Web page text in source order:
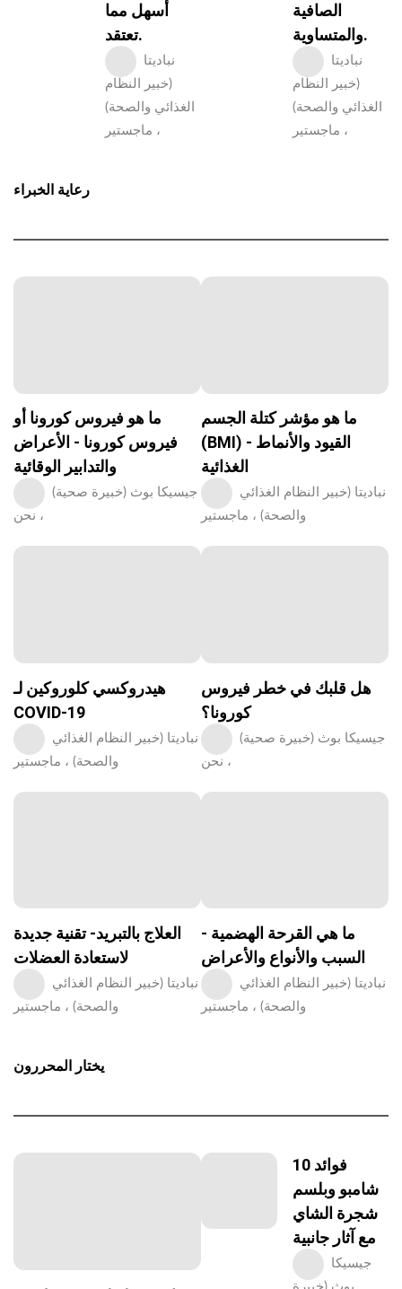
أسهل مما
تعتقد.
نباديتا
(خبير النظام
الغذائي والصحة)
، ماجستير
الصافية
والمتساوية.
نباديتا
(خبير النظام
الغذائي والصحة)
، ماجستير
رعاية الخبراء
ما هو فيروس كورونا أو
فيروس كورونا - الأعراض
والتدابير الوقائية
جيسيكا بوث (خبيرة صحية)
، نحن
ما هو مؤشر كتلة الجسم
(BMI) - القيود والأنماط
الغذائية
نباديتا (خبير النظام الغذائي
والصحة) ، ماجستير
هيدروكسي كلوروكين لـ
COVID-19
نباديتا (خبير النظام الغذائي
والصحة) ، ماجستير
هل قلبك في خطر فيروس
كورونا؟
جيسيكا بوث (خبيرة صحية)
، نحن
العلاج بالتبريد- تقنية جديدة
لاستعادة العضلات
نباديتا (خبير النظام الغذائي
والصحة) ، ماجستير
ما هي القرحة الهضمية -
السبب والأنواع والأعراض
نباديتا (خبير النظام الغذائي
والصحة) ، ماجستير
يختار المحررون
10 فوائد
شامبو وبلسم
شجرة الشاي
مع آثار جانبية
جيسيكا